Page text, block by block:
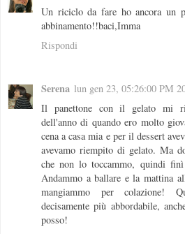
Un riciclo da fare ho ancora un
abbinamento!!baci,Imma
Rispondi
Serena lun gen 23, 05:26:00 PM
Il panettone con il gelato mi
dell'anno di quando ero molto
cena a casa mia e per il dessert
avevamo riempito di gelato. Ma
che non lo toccammo, quindi finì
Andammo a ballare e la mattina
mangiammo per colazione!
decisamente più abbordabile,
posso!